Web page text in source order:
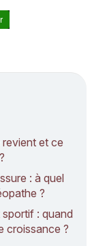
revient et ce
: à quel
?
: quand
croissance ?